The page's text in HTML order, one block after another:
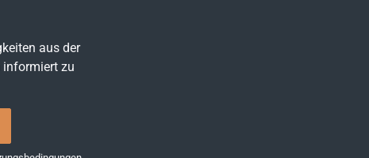
aus der
informiert zu